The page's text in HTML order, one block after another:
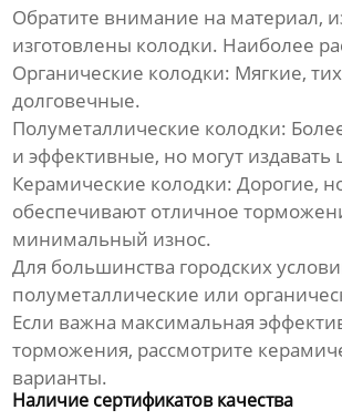
Обратите внимание на материал,
изготовлены колодки. Наиболее
Органические колодки: Мягкие,
долговечные.
Полуметаллические колодки:
и эффективные, но могут издавать
Керамические колодки: Дорогие,
обеспечивают отличное
минимальный износ.
Для большинства городских
полуметаллические или
Если важна максимальная
торможения, рассмотрите
варианты.
Наличие сертификатов качества